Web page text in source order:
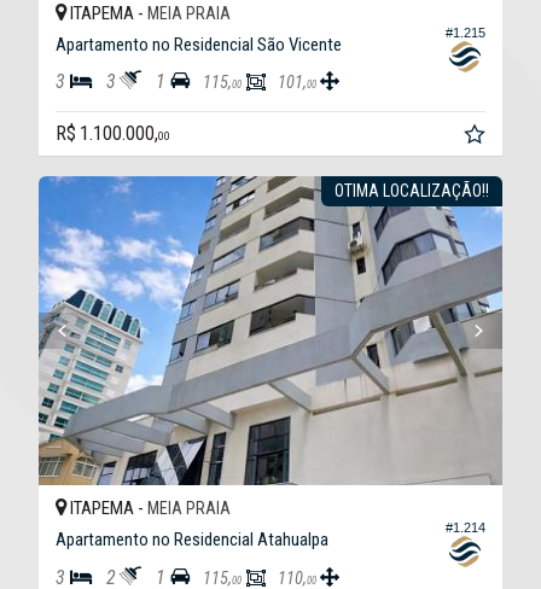
#1.215
ITAPEMA - MEIA PRAIA
Apartamento no Residencial São Vicente
3 3 1 115,00 101,00
R$ 1.100.000,00
OTIMA LOCALIZAÇÃO!!
#1.214
ITAPEMA - MEIA PRAIA
Apartamento no Residencial Atahualpa
3 2 1 115,00 110,00